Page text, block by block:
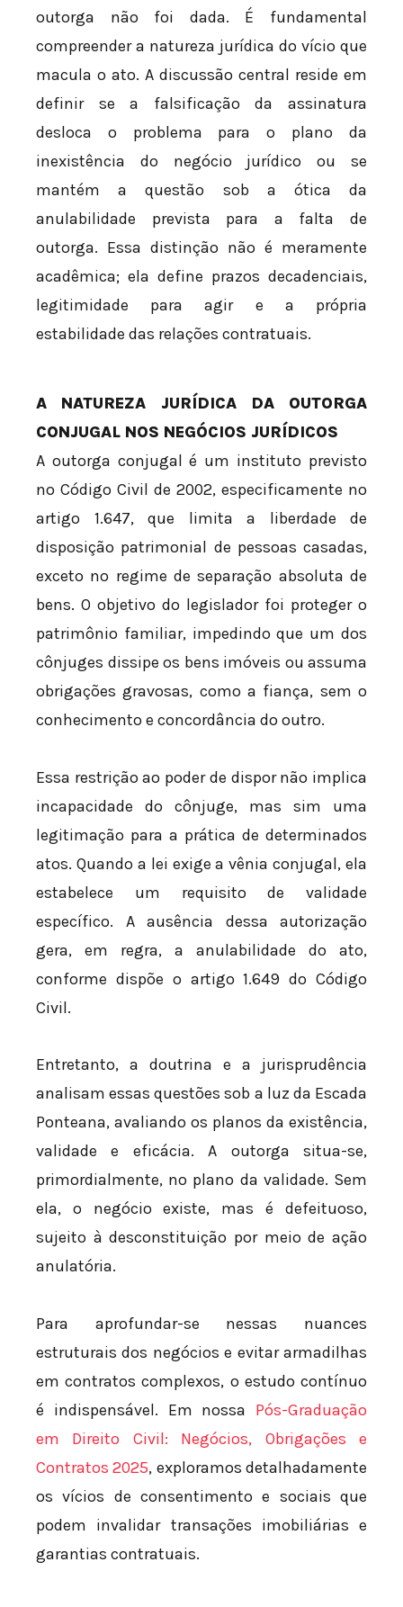
outorga não foi dada. É fundamental
compreender a natureza jurídica do vício que
macula o ato. A discussão central reside em
definir se a falsificação da assinatura
desloca o problema para o plano da
inexistência do negócio jurídico ou se
mantém a questão sob a ótica da
anulabilidade prevista para a falta de
outorga. Essa distinção não é meramente
acadêmica; ela define prazos decadenciais,
legitimidade para agir e a própria
estabilidade das relações contratuais.
A NATUREZA JURÍDICA DA OUTORGA
CONJUGAL NOS NEGÓCIOS JURÍDICOS
A outorga conjugal é um instituto previsto
no Código Civil de 2002, especificamente no
artigo 1.647, que limita a liberdade de
disposição patrimonial de pessoas casadas,
exceto no regime de separação absoluta de
bens. O objetivo do legislador foi proteger o
patrimônio familiar, impedindo que um dos
cônjuges dissipe os bens imóveis ou assuma
obrigações gravosas, como a fiança, sem o
conhecimento e concordância do outro.
Essa restrição ao poder de dispor não implica
incapacidade do cônjuge, mas sim uma
legitimação para a prática de determinados
atos. Quando a lei exige a vênia conjugal, ela
estabelece um requisito de validade
específico. A ausência dessa autorização
gera, em regra, a anulabilidade do ato,
conforme dispõe o artigo 1.649 do Código
Civil.
Entretanto, a doutrina e a jurisprudência
analisam essas questões sob a luz da Escada
Ponteana, avaliando os planos da existência,
validade e eficácia. A outorga situa-se,
primordialmente, no plano da validade. Sem
ela, o negócio existe, mas é defeituoso,
sujeito à desconstituição por meio de ação
anulatória.
Para aprofundar-se nessas nuances
estruturais dos negócios e evitar armadilhas
em contratos complexos, o estudo contínuo
é indispensável. Em nossa Pós-Graduação
em Direito Civil: Negócios, Obrigações e
Contratos 2025, exploramos detalhadamente
os vícios de consentimento e sociais que
podem invalidar transações imobiliárias e
garantias contratuais.